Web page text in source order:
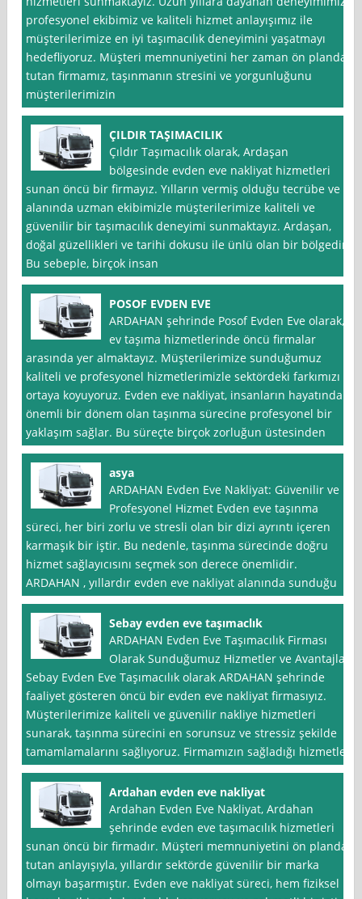
profesyonel ekibimiz ve kaliteli hizmet anlayışımız ile
müşterilerimize en iyi taşımacılık deneyimini yaşatmayı
hedefliyoruz. Müşteri memnuniyetini her zaman ön planda
tutan firmamız, taşınmanın stresini ve yorgunluğunu
müşterilerimizin
ÇILDIR TAŞIMACILIK
Çıldır Taşımacılık olarak, Ardaşan
bölgesinde evden eve nakliyat hizmetleri
sunan öncü bir firmayız. Yılların vermiş olduğu tecrübe ve
alanında uzman ekibimizle müşterilerimize kaliteli ve
güvenilir bir taşımacılık deneyimi sunmaktayız. Ardaşan,
doğal güzellikleri ve tarihi dokusu ile ünlü olan bir bölgedir.
Bu sebeple, birçok insan
POSOF EVDEN EVE
ARDAHAN şehrinde Posof Evden Eve olarak,
ev taşıma hizmetlerinde öncü firmalar
arasında yer almaktayız. Müşterilerimize sunduğumuz
kaliteli ve profesyonel hizmetlerimizle sektördeki farkımızı
ortaya koyuyoruz. Evden eve nakliyat, insanların hayatında
önemli bir dönem olan taşınma sürecine profesyonel bir
yaklaşım sağlar. Bu süreçte birçok zorluğun üstesinden
asya
ARDAHAN Evden Eve Nakliyat: Güvenilir ve
Profesyonel Hizmet Evden eve taşınma
süreci, her biri zorlu ve stresli olan bir dizi ayrıntı içeren
karmaşık bir iştir. Bu nedenle, taşınma sürecinde doğru
hizmet sağlayıcısını seçmek son derece önemlidir.
ARDAHAN , yıllardır evden eve nakliyat alanında sunduğu
Sebay evden eve taşımaclık
ARDAHAN Evden Eve Taşımacılık Firması
Olarak Sunduğumuz Hizmetler ve Avantajlar
Sebay Evden Eve Taşımacılık olarak ARDAHAN şehrinde
faaliyet gösteren öncü bir evden eve nakliyat firmasıyız.
Müşterilerimize kaliteli ve güvenilir nakliye hizmetleri
sunarak, taşınma sürecini en sorunsuz ve stressiz şekilde
tamamlamalarını sağlıyoruz. Firmamızın sağladığı hizmetler
Ardahan evden eve nakliyat
Ardahan Evden Eve Nakliyat, Ardahan
şehrinde evden eve taşımacılık hizmetleri
sunan öncü bir firmadır. Müşteri memnuniyetini ön planda
tutan anlayışıyla, yıllardır sektörde güvenilir bir marka
olmayı başarmıştır. Evden eve nakliyat süreci, hem fiziksel